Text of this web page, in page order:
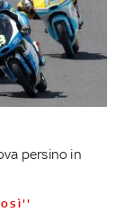
persino in